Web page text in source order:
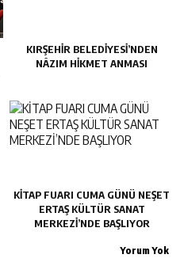
KIRŞEHİR BELEDİYESİ’NDEN
NÂZIM HİKMET ANMASI
KİTAP FUARI CUMA GÜNÜ NEŞET
ERTAŞ KÜLTÜR SANAT
MERKEZİ’NDE BAŞLIYOR
Yorum Yok